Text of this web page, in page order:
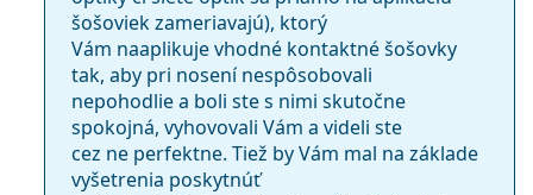
šošoviek zameriavajú), ktorý
Vám naaplikuje vhodné kontaktné šošovky
tak, aby pri nosení nespôsobovali
nepohodlie a boli ste s nimi skutočne
spokojná, vyhovovali Vám a videli ste
cez ne perfektne. Tiež by Vám mal na základe
vyšetrenia poskytnúť